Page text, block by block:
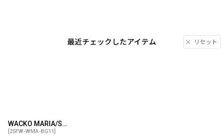
最近チェックしたアイテム リセット
WACKO MARIA/SPEAK EASY / LEOPARD SHOULDER BAG（BLUE）［レオパードショルダーバッグ-25秋冬］
[25FW-WMA-BG11]